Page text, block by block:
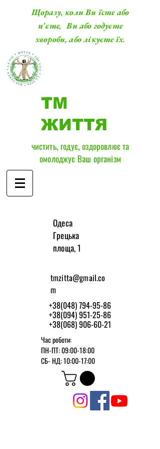
Щоразу, коли Ви їсте або
п'єте, Ви або годуєте
хвороби, або лікуєте їх.
ТМ
ЖИТТЯ
чистить, годує, оздоровлює та
омолоджує Ваш організм
​Одеса
Грецька
площа, 1
tmzitta@gmail.co
m
+38(048) 794-95-86
+38(094) 951-25-86
+38(068) 906-60-21
Час роботи:
ПН-ПТ: 09:00-18:00
СБ-НД: 10:00-17:00